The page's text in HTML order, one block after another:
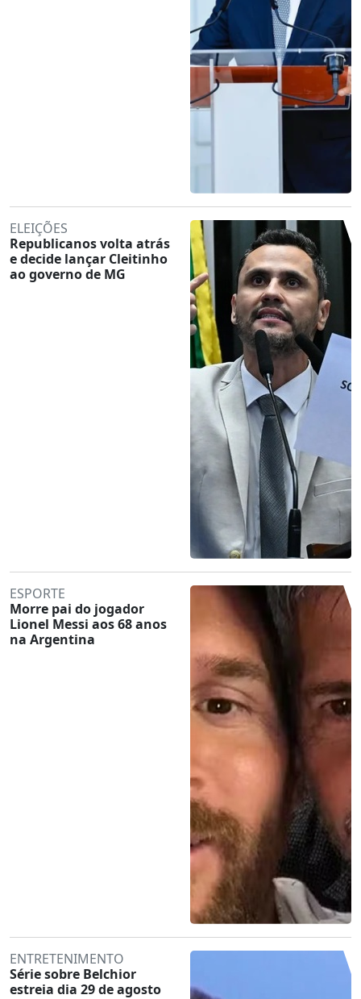
ELEIÇÕES
Republicanos volta atrás
e decide lançar Cleitinho
ao governo de MG
ESPORTE
Morre pai do jogador
Lionel Messi aos 68 anos
na Argentina
ENTRETENIMENTO
Série sobre Belchior
estreia dia 29 de agosto